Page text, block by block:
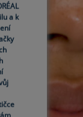
a k
a k